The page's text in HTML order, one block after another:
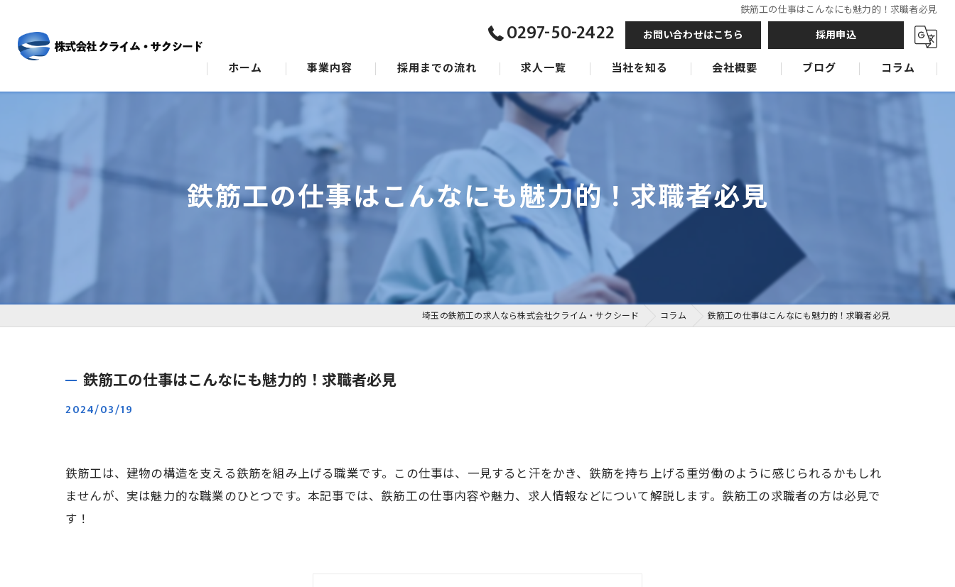
鉄筋工の仕事はこんなにも魅力的！求職者必見
0297-50-2422 お問い合わせはこちら 採用申込
ホーム 事業内容
スタッフ
採用までの流れ 求人一覧 当社を知る
千葉の鉄筋工
未経験
会社概要 ブログ コラム
鉄筋工の仕事はこんなにも魅力的！求職者必見
埼玉の鉄筋工の求人なら株式会社クライム・サクシード コラム 鉄筋工の仕事はこんなにも魅力的！求職者必見
鉄筋工の仕事はこんなにも魅力的！求職者必見
2024/03/19
鉄筋工は、建物の構造を支える鉄筋を組み上げる職業です。この仕事は、一見すると汗をかき、鉄筋を持ち上げる重労働のように感じられるかもしれ
ませんが、実は魅力的な職業のひとつです。本記事では、鉄筋工の仕事内容や魅力、求人情報などについて解説します。鉄筋工の求職者の方は必見で
す！